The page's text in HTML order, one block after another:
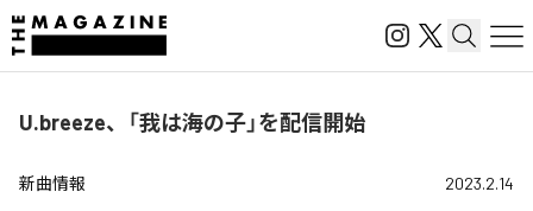
U.breeze、「我は海の子」を配信開始
新曲情報 2023.2.14